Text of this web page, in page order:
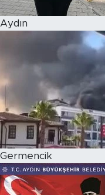
Aydın
Germencik